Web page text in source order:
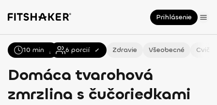
Prihlásenie
Všetky Recepty Zdravie Všeobecné
Domáca tvarohová
zmrzlina s čučoriedkami
10 min 6 porcií